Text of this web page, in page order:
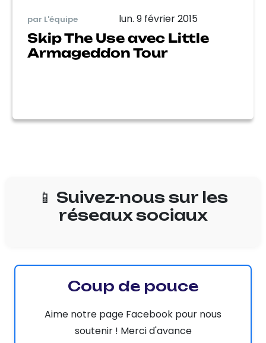
par L'équipe lun. 9 février 2015
Skip The Use avec Little
Armageddon Tour
📱 Suivez-nous sur les
réseaux sociaux
Coup de pouce
Aime notre page Facebook pour nous
soutenir ! Merci d'avance